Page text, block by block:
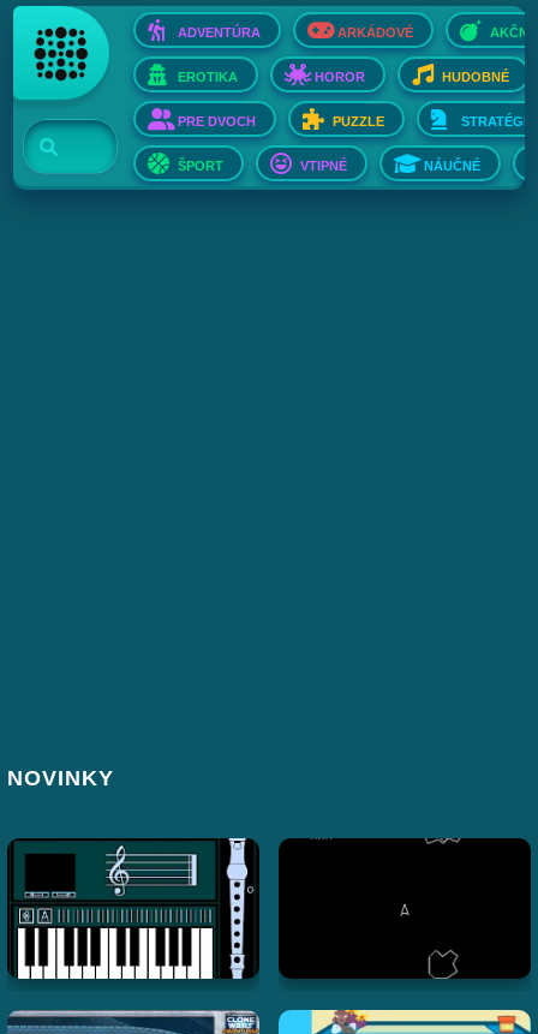
ADVENTÚRA ARKÁDOVÉ AKČNÉ
EROTIKA HOROR HUDOBNÉ
PRE DVOCH PUZZLE STRATÉGIE
ŠPORT VTIPNÉ NÁUČNÉ
NOVINKY